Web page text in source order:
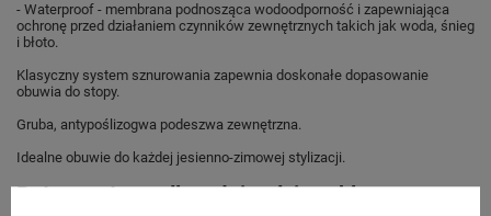
- Waterproof - membrana podnosząca wodoodporność i zapewniająca
ochronę przed działaniem czynników zewnętrznych takich jak woda, śnieg
i błoto.
Klasyczny system sznurowania zapewnia doskonałe dopasowanie
obuwia do stopy.
Gruba, antypoślizogwa podeszwa zewnętrzna.
Idealne obuwie do każdej jesienno-zimowej stylizacji.
Buty sportowe dla całej rodziny sklep